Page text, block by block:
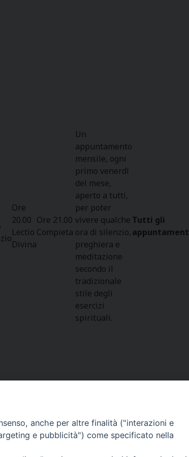
Ore
20.00
Lectio
Divina
Ore 21.00
Compieta
Un
appuntamento
mensile, ogni
primo venerdì
del mese,
aperto a tutti,
per poter
vivere qualche
ora di silenzio,
preghiera e
meditazione
secondo il
tradizionale
stile degli
esercizi
spirituali.
Tutti gli
anche per altre finalità ("interazioni e
e pubblicità") come specificato nella